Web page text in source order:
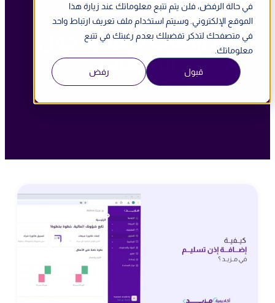
في حالة الرفض، فلن يتم تتبع معلوماتك عند زيارة هذا
الموقع الإلكتروني. وسيتم استخدام ملف تعريف ارتباط واحد
في متصفحك لتذكر تفضيلك بعدم رغبتك في تتبع
معلوماتك.
قبول رفض
فيديوهات تعليمية حول
المبيعات